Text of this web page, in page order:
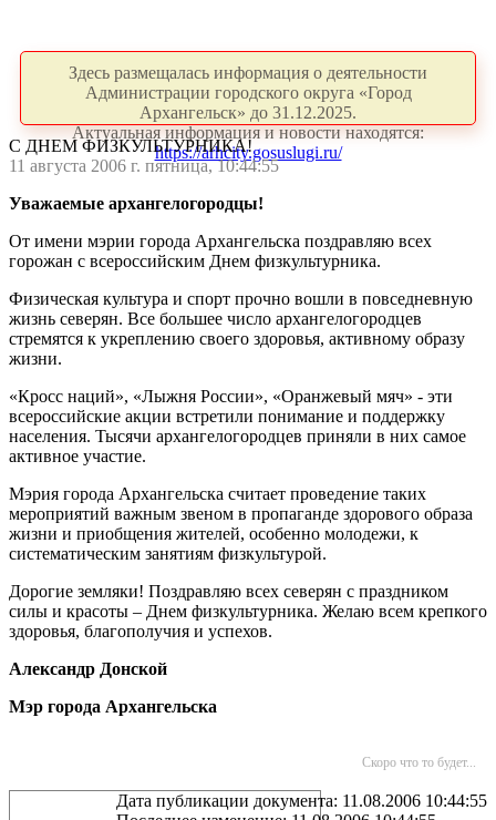
Здесь размещалась информация о деятельности
Администрации городского округа «Город
Архангельск» до 31.12.2025.
Актуальная информация и новости находятся:
https://arhcity.gosuslugi.ru/
С ДНЕМ ФИЗКУЛЬТУРНИКА!
11 августа 2006 г. пятница, 10:44:55
Уважаемые архангелогородцы!
От имени мэрии города Архангельска поздравляю всех
горожан с всероссийским Днем физкультурника.
Физическая культура и спорт прочно вошли в повседневную
жизнь северян. Все большее число архангелогородцев
стремятся к укреплению своего здоровья, активному образу
жизни.
«Кросс наций», «Лыжня России», «Оранжевый мяч» - эти
всероссийские акции встретили понимание и поддержку
населения. Тысячи архангелогородцев приняли в них самое
активное участие.
Мэрия города Архангельска считает проведение таких
мероприятий важным звеном в пропаганде здорового образа
жизни и приобщения жителей, особенно молодежи, к
систематическим занятиям физкультурой.
Дорогие земляки! Поздравляю всех северян с праздником
силы и красоты – Днем физкультурника. Желаю всем крепкого
здоровья, благополучия и успехов.
Александр Донской
Мэр города Архангельска
Скоро что то будет...
Дата публикации документа: 11.08.2006 10:44:55